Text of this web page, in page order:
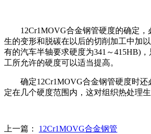
12Cr1MOVG合金钢管硬度的确定，
生的变形和脱碳在以后的切削加工中加
有的汽车半轴要求硬度为341～415HB)
工所允许的硬度可以适当提高。
确定12Cr1MOVG合金钢管硬度时还
定在几个硬度范围内，这对组织热处理生
上一篇： 12Cr1MOVG合金钢管